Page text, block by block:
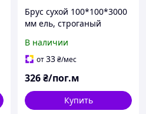
Брус сухой 100*100*3000
мм ель, строганый
В наличии
от33₴/мес
326₴/пог.м
Купить